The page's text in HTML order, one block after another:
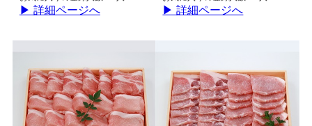
▶ 詳細ページへ ▶ 詳細ページへ